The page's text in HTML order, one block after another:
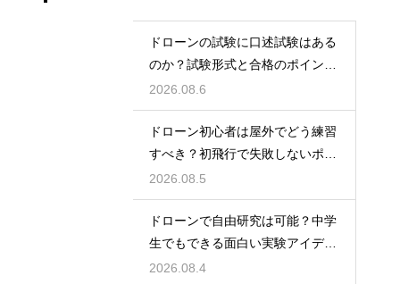
ドローンの試験に口述試験はある
のか？試験形式と合格のポイント
を解説
2026.08.6
ドローン初心者は屋外でどう練習
すべき？初飛行で失敗しないポイ
ント
2026.08.5
ドローンで自由研究は可能？中学
生でもできる面白い実験アイデア
を紹介
2026.08.4